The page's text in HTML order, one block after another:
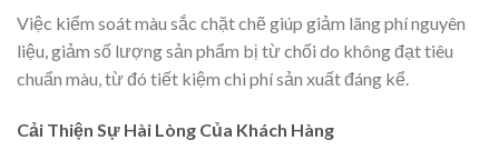
Việc kiểm soát màu sắc chặt chẽ giúp giảm lãng phí nguyên
liệu, giảm số lượng sản phẩm bị từ chối do không đạt tiêu
chuẩn màu, từ đó tiết kiệm chi phí sản xuất đáng kể.
Cải Thiện Sự Hài Lòng Của Khách Hàng